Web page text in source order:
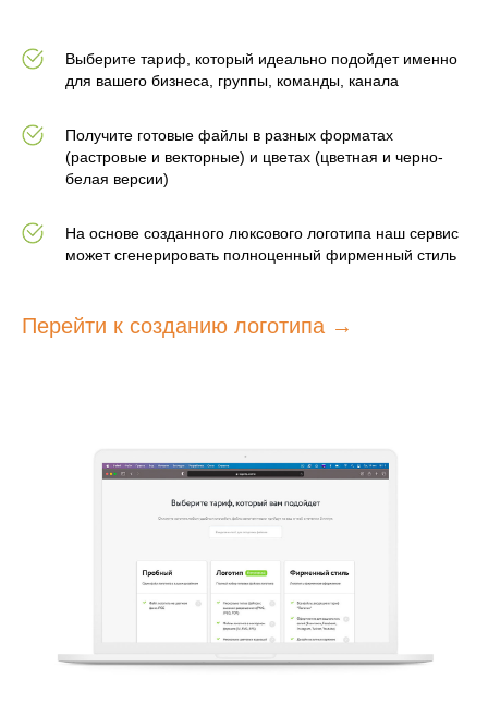
Выберите тариф, который идеально подойдет именно
для вашего бизнеса, группы, команды, канала
Получите готовые файлы в разных форматах
(растровые и векторные) и цветах (цветная и черно-
белая версии)
На основе созданного люксового логотипа наш сервис
может сгенерировать полноценный фирменный стиль
Перейти к созданию логотипа